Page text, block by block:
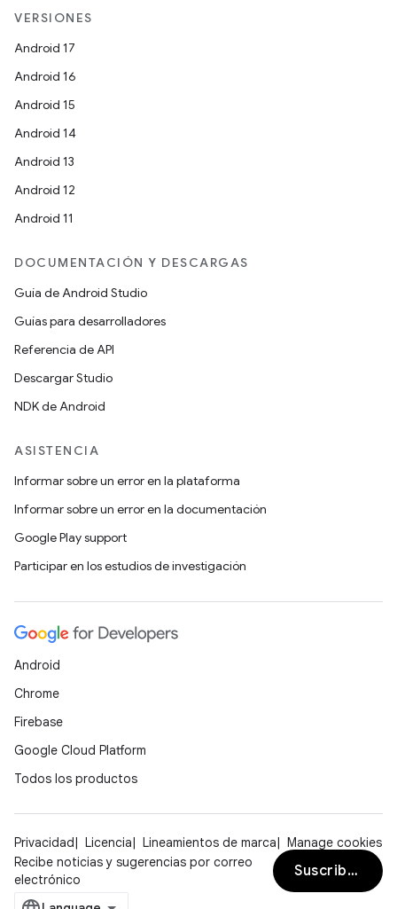
VERSIONES
Android 17
Android 16
Android 15
Android 14
Android 13
Android 12
Android 11
DOCUMENTACIÓN Y DESCARGAS
Guía de Android Studio
Guías para desarrolladores
Referencia de API
Descargar Studio
NDK de Android
ASISTENCIA
Informar sobre un error en la plataforma
Informar sobre un error en la documentación
Google Play support
Participar en los estudios de investigación
Android
Chrome
Firebase
Google Cloud Platform
Todos los productos
Privacidad Licencia Lineamientos de marca
Manage cookies
Recibe noticias y sugerencias por correo
electrónico
Suscribirse